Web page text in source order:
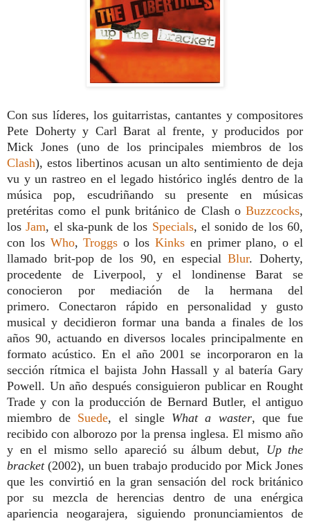
Con sus líderes, los guitarristas, cantantes y compositores
Pete Doherty y Carl Barat al frente, y producidos por
Mick Jones (uno de los principales miembros de los
Clash), estos libertinos acusan un alto sentimiento de deja
vu y un rastreo en el legado histórico inglés dentro de la
música pop, escudriñando su presente en músicas
pretéritas como el punk británico de Clash o Buzzcocks,
losJam, el ska-punk de los Specials, el sonido de los 60,
con los Who,Troggso los Kinksen primer plano, o el
llamado brit-pop de los 90, en especialBlur. Doherty,
procedente de Liverpool, y el londinense Barat se
conocieron por mediación de la hermana del
primero. Conectaron rápido en personalidad y gusto
musical y decidieron formar una banda a finales de los
años 90, actuando en diversos locales principalmente en
formato acústico. En el año 2001 se incorporaron en la
sección rítmica el bajista John Hassall y al batería Gary
Powell. Un año después consiguieron publicar en Rought
Trade y con la producción de Bernard Butler, el antiguo
miembro de Suede, el single What a waster, que fue
recibido con alborozo por la prensa inglesa. El mismo año
y en el mismo sello apareció su álbum debut, Up the
bracket(2002), un buen trabajo producido por Mick Jones
que les convirtió en la gran sensación del rock británico
por su mezcla de herencias dentro de una enérgica
apariencia neogarajera, siguiendo pronunciamientos de